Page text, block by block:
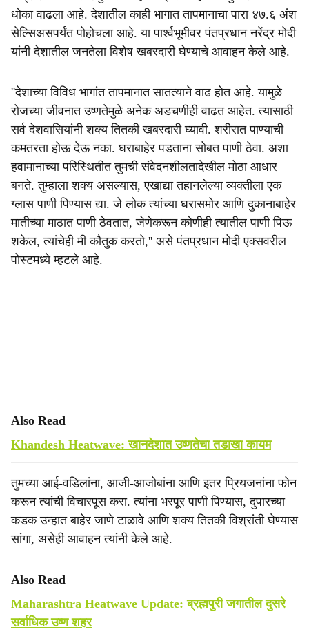
r
e
धोका वाढला आहे. देशातील काही भागात तापमानाचा पारा ४७.६ अंश
सेल्सिअसपर्यंत पोहोचला आहे. या पार्श्वभूमीवर पंतप्रधान नरेंद्र मोदी
यांनी देशातील जनतेला विशेष खबरदारी घेण्याचे आवाहन केले आहे.
''देशाच्या विविध भागांत तापमानात सातत्याने वाढ होत आहे. यामुळे
रोजच्या जीवनात उष्णतेमुळे अनेक अडचणीही वाढत आहेत. त्यासाठी
सर्व देशवासियांनी शक्य तितकी खबरदारी घ्यावी. शरीरात पाण्याची
कमतरता होऊ देऊ नका. घराबाहेर पडताना सोबत पाणी ठेवा. अशा
हवामानाच्या परिस्थितीत तुमची संवेदनशीलतादेखील मोठा आधार
बनते. तुम्हाला शक्य असल्यास, एखाद्या तहानलेल्या व्यक्तीला एक
ग्लास पाणी पिण्यास द्या. जे लोक त्यांच्या घरासमोर आणि दुकानाबाहेर
मातीच्या माठात पाणी ठेवतात, जेणेकरून कोणीही त्यातील पाणी पिऊ
शकेल, त्यांचेही मी कौतुक करतो,'' असे पंतप्रधान मोदी एक्सवरील
पोस्टमध्ये म्हटले आहे.
Also Read
Khandesh Heatwave: खानदेशात उष्णतेचा तडाखा कायम
तुमच्या आई-वडिलांना, आजी-आजोबांना आणि इतर प्रियजनांना फोन
करून त्यांची विचारपूस करा. त्यांना भरपूर पाणी पिण्यास, दुपारच्या
कडक उन्हात बाहेर जाणे टाळावे आणि शक्य तितकी विश्रांती घेण्यास
सांगा, असेही आवाहन त्यांनी केले आहे.
Also Read
Maharashtra Heatwave Update: ब्रह्मपुरी जगातील दुसरे
सर्वाधिक उष्ण शहर